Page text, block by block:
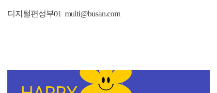
디지털편성부01 multi@busan.com